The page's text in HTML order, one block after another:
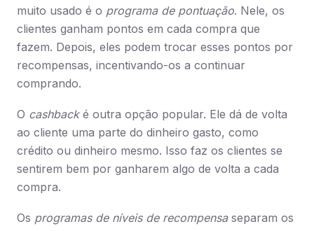
muito usado é o programa de pontuação. Nele, os
clientes ganham pontos em cada compra que
fazem. Depois, eles podem trocar esses pontos por
recompensas, incentivando-os a continuar
comprando.
O cashbacké outra opção popular. Ele dá de volta
ao cliente uma parte do dinheiro gasto, como
crédito ou dinheiro mesmo. Isso faz os clientes se
sentirem bem por ganharem algo de volta a cada
compra.
Os programas de níveis de recompensaseparam os